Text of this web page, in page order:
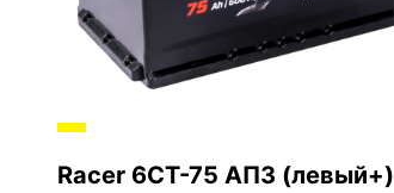
Racer 6СТ-75 АПЗ (левый+)